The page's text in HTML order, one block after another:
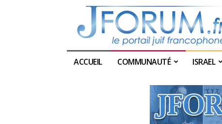
ACCUEIL COMMUNAUTÉ ISRAEL